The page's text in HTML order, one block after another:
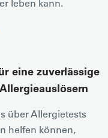
leben kann.
eine zuverlässige
über Allergietests
helfen können,